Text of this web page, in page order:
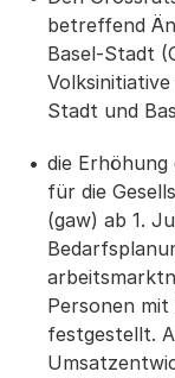
betreffend
Basel-Stadt
Stadt und
die Erhöhung
für die
(gaw) ab 1.
Personen
festgestellt.